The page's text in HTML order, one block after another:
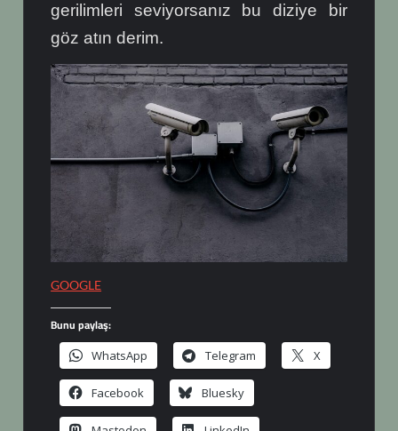
gerilimleri seviyorsanız bu diziye bir
göz atın derim.
GOOGLE
Bunu paylaş:
WhatsApp Telegram X
Facebook Bluesky